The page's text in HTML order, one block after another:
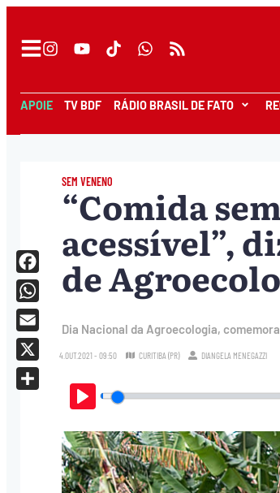
APOIE TV BDF RÁDIO BRASIL DE FATO
SEM VENENO
“Comida
acessível”,
de
Dia Nacional da Agroecologia,
4.OUT.2021 - 09:50 CURITIBA (PR) DIANGELA MENEGAZZI
Play
Facebook
WhatsApp
Email
X